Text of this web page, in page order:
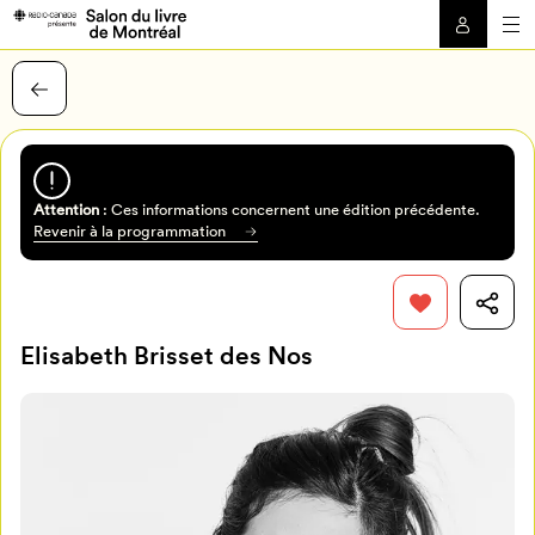
Attention: Ces informations concernent une édition précédente.
Revenir à la programmation
Elisabeth Brisset des Nos